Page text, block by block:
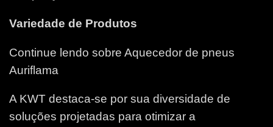
Variedade de Produtos
Continue lendo sobre Aquecedor de pneus
Auriflama
A KWT destaca-se por sua diversidade de
soluções projetadas para otimizar a